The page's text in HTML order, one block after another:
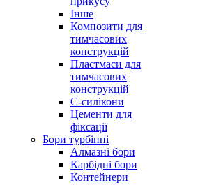
Інше
Композити для
тимчасових
конструкцій
Пластмаси для
тимчасових
конструкцій
С-силікони
Цементи для
фіксації
Бори турбінні
Алмазні бори
Карбідні бори
Контейнери